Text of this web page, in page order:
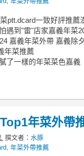
ptt.dcard一致好評推薦
遇到"雷"店家嘉義年菜
嘉義年菜外帶 嘉義除
年菜推薦
了一樣的年菜菜色嘉義
年菜外帶
撰文者： 水豚
年菜外帶推薦